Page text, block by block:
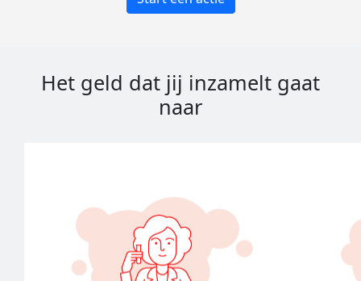
Het geld dat jij inzamelt gaat
naar